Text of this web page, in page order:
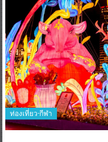
ท่องเที่ยว-กีฬา